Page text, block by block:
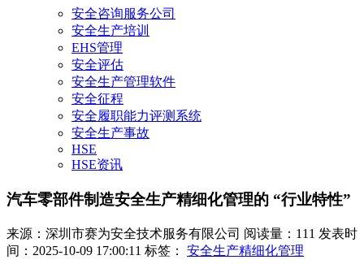
安全咨询服务公司
安全生产培训
EHS管理
安全评估
安全生产管理软件
安全征程
安全履职能力评测系统
安全生产事故
HSE
HSE资讯
汽车零部件制造安全生产精细化管理的 “行业特性”
来源：深圳市赛为安全技术服务有限公司 阅读量：111 发表时
间：2025-10-09 17:00:11 标签： 安全生产精细化管理